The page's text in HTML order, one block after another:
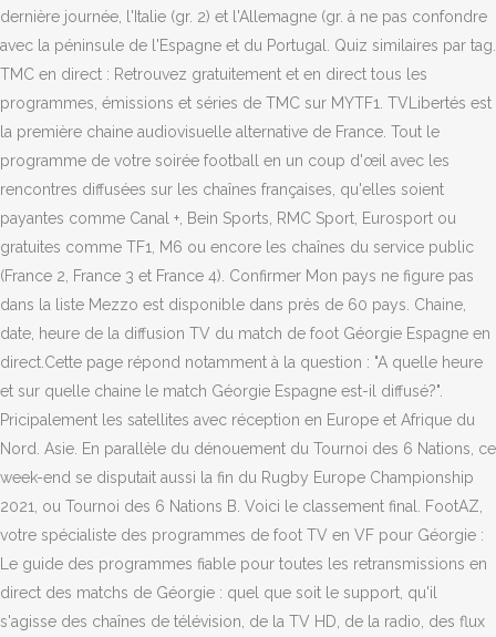
dernière journée, l'Italie (gr. 2) et l'Allemagne (gr. à ne pas confondre
avec la péninsule de l'Espagne et du Portugal. Quiz similaires par tag.
TMC en direct : Retrouvez gratuitement et en direct tous les
programmes, émissions et séries de TMC sur MYTF1. TVLibertés est
la première chaine audiovisuelle alternative de France. Tout le
programme de votre soirée football en un coup d'œil avec les
rencontres diffusées sur les chaînes françaises, qu'elles soient
payantes comme Canal +, Bein Sports, RMC Sport, Eurosport ou
gratuites comme TF1, M6 ou encore les chaînes du service public
(France 2, France 3 et France 4). Confirmer Mon pays ne figure pas
dans la liste Mezzo est disponible dans près de 60 pays. Chaine,
date, heure de la diffusion TV du match de foot Géorgie Espagne en
direct.Cette page répond notamment à la question : "A quelle heure
et sur quelle chaine le match Géorgie Espagne est-il diffusé?".
Pricipalement les satellites avec réception en Europe et Afrique du
Nord. Asie. En parallèle du dénouement du Tournoi des 6 Nations, ce
week-end se disputait aussi la fin du Rugby Europe Championship
2021, ou Tournoi des 6 Nations B. Voici le classement final. FootAZ,
votre spécialiste des programmes de foot TV en VF pour Géorgie :
Le guide des programmes fiable pour toutes les retransmissions en
direct des matchs de Géorgie : quel que soit le support, qu'il
s'agisse des chaînes de télévision, de la TV HD, de la radio, des flux